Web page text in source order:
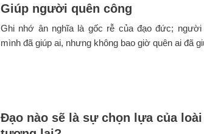
Giúp người quên công
Ghi nhớ ân nghĩa là gốc rễ của đạo đức;
mình đã giúp ai, nhưng không bao giờ quên ai đã
Đạo nào sẽ là sự chọn lựa của